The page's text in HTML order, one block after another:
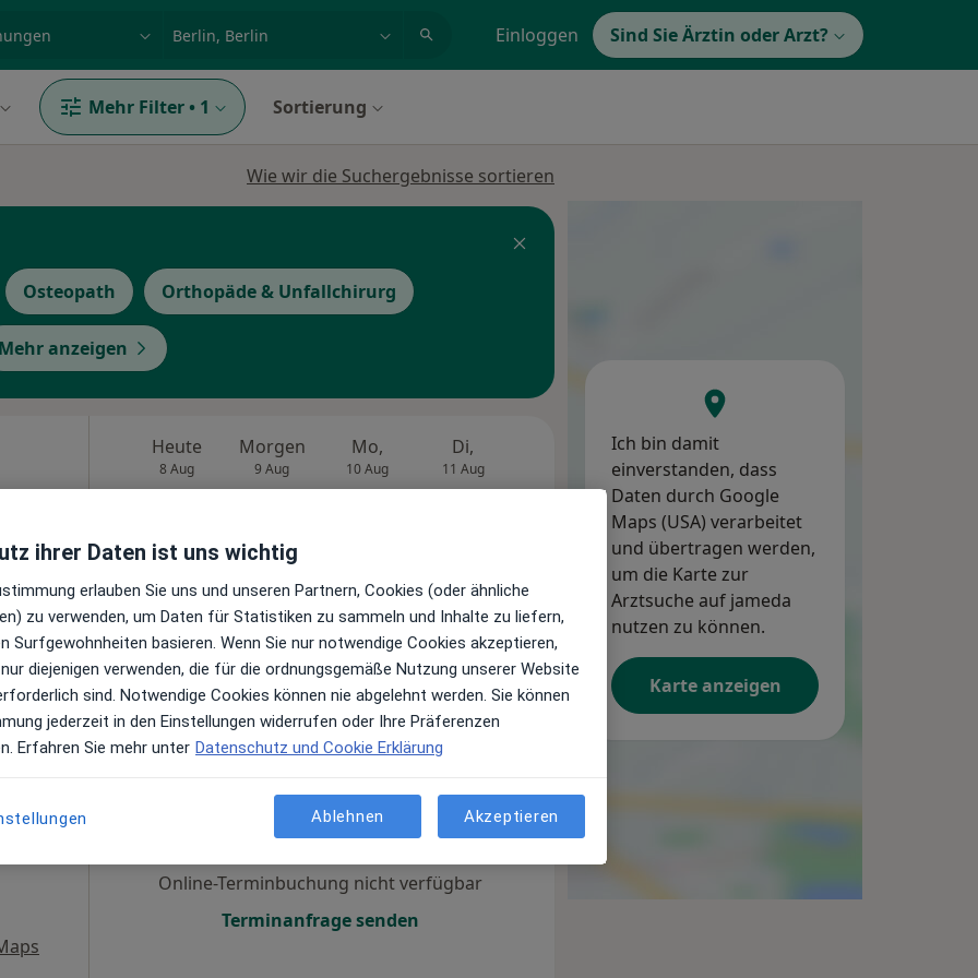
Einloggen Sind Sie Ärztin oder Arzt?
Mehr Filter • 1 Sortierung
Wie wir die Suchergebnisse sortieren
Osteopath Orthopäde & Unfallchirurg
Mehr anzeigen
Heute
8 Aug
Morgen
9 Aug
Mo,
10 Aug
Di,
11 Aug
Do,
13 Aug 14 Aug
Online-Terminbuchung nicht verfügbar
Terminanfrage senden
10 Aug 11 Aug
Online-Terminbuchung nicht verfügbar
Terminanfrage senden
Ich bin damit
einverstanden, dass
Daten durch Google
Maps (USA) verarbeitet
und übertragen werden,
um die Karte zur
Arztsuche auf jameda
nutzen zu können.
Karte anzeigen
ihrer Daten ist uns wichtig
erlauben Sie uns und unseren Partnern, Cookies (oder ähnliche
zu verwenden, um Daten für Statistiken zu sammeln und Inhalte zu liefern,
Surfgewohnheiten basieren. Wenn Sie nur notwendige Cookies akzeptieren,
diejenigen verwenden, die für die ordnungsgemäße Nutzung unserer Website
sind. Notwendige Cookies können nie abgelehnt werden. Sie können
jederzeit in den Einstellungen widerrufen oder Ihre Präferenzen
Erfahren Sie mehr unter Datenschutz und Cookie Erklärung
Ablehnen Akzeptieren